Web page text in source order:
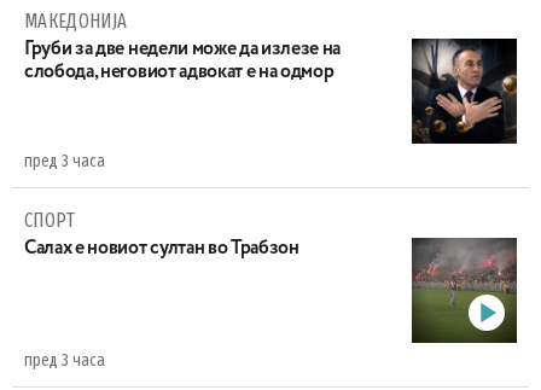
МАКЕДОНИЈА
Груби за две недели може да излезе на
слобода, неговиот адвокат е на одмор
пред 3 часа
СПОРТ
Салах е новиот султан во Трабзон
пред 3 часа